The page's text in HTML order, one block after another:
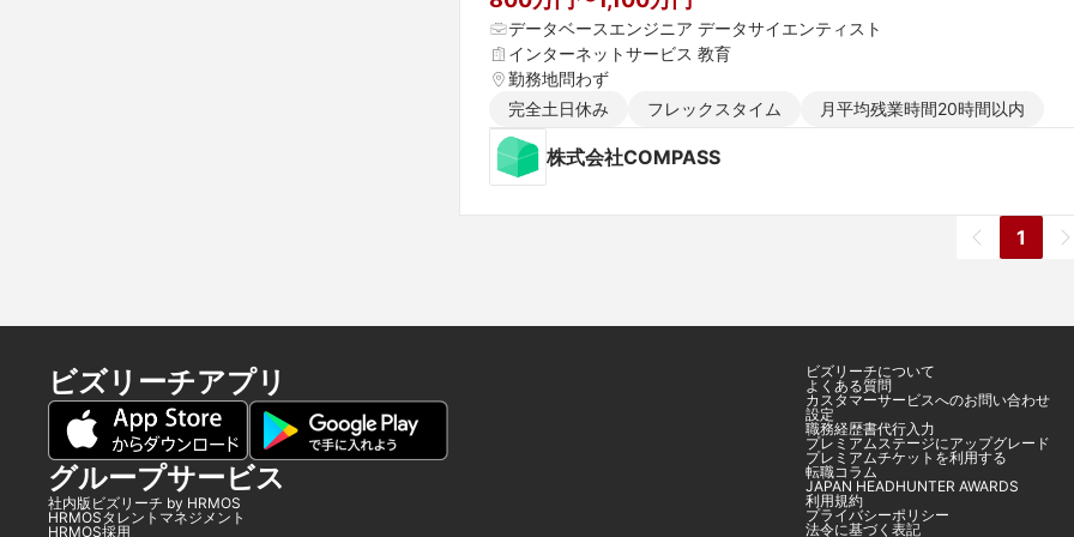
データベースエンジニア データサイエンティスト
インターネットサービス 教育
勤務地問わず
完全土日休み
フレックスタイム 月平均残業時間20時間以内
株式会社COMPASS
1
ビズリーチアプリ
グループサービス
社内版ビズリーチ by HRMOS
HRMOSタレントマネジメント
HRMOS採用
ビズリーチについて
よくある質問
カスタマーサービスへのお問い合わせ
設定
職務経歴書代行入力
プレミアムステージにアップグレード
プレミアムチケットを利用する
転職コラム
JAPAN HEADHUNTER AWARDS
利用規約
プライバシーポリシー
法令に基づく表記